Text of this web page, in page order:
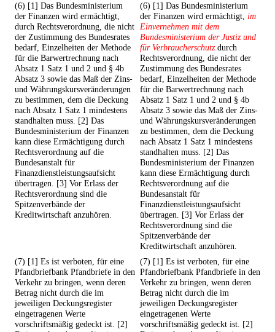
(6) [1] Das Bundesministerium
der Finanzen wird ermächtigt,
durch Rechtsverordnung, die nicht
der Zustimmung des Bundesrates
bedarf, Einzelheiten der Methode
für die Barwertrechnung nach
Absatz 1 Satz 1 und 2 und § 4b
Absatz 3 sowie das Maß der Zins-
und Währungskursveränderungen
zu bestimmen, dem die Deckung
nach Absatz 1 Satz 1 mindestens
standhalten muss. [2] Das
Bundesministerium der Finanzen
kann diese Ermächtigung durch
Rechtsverordnung auf die
Bundesanstalt für
Finanzdienstleistungsaufsicht
übertragen. [3] Vor Erlass der
Rechtsverordnung sind die
Spitzenverbände der
Kreditwirtschaft anzuhören.
(6) [1] Das Bundesministerium
der Finanzen wird ermächtigt, im
Einvernehmen mit dem
Bundesministerium der Justiz und
für Verbraucherschutzdurch
Rechtsverordnung, die nicht der
Zustimmung des Bundesrates
bedarf, Einzelheiten der Methode
für die Barwertrechnung nach
Absatz 1 Satz 1 und 2 und § 4b
Absatz 3 sowie das Maß der Zins-
und Währungskursveränderungen
zu bestimmen, dem die Deckung
nach Absatz 1 Satz 1 mindestens
standhalten muss. [2] Das
Bundesministerium der Finanzen
kann diese Ermächtigung durch
Rechtsverordnung auf die
Bundesanstalt für
Finanzdienstleistungsaufsicht
übertragen. [3] Vor Erlass der
Rechtsverordnung sind die
Spitzenverbände der
Kreditwirtschaft anzuhören.
(7) [1] Es ist verboten, für eine
Pfandbriefbank Pfandbriefe in den
Verkehr zu bringen, wenn deren
Betrag nicht durch die im
jeweiligen Deckungsregister
eingetragenen Werte
vorschriftsmäßig gedeckt ist. [2]
(7) [1] Es ist verboten, für eine
Pfandbriefbank Pfandbriefe in den
Verkehr zu bringen, wenn deren
Betrag nicht durch die im
jeweiligen Deckungsregister
eingetragenen Werte
vorschriftsmäßig gedeckt ist. [2]